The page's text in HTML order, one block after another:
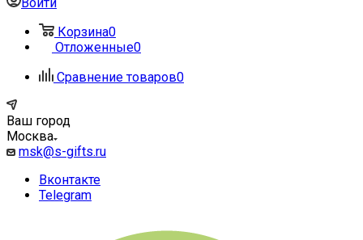
Корзина0
Отложенные0
Сравнение товаров0
Ваш город
Москва
msk@s-gifts.ru
Вконтакте
Telegram